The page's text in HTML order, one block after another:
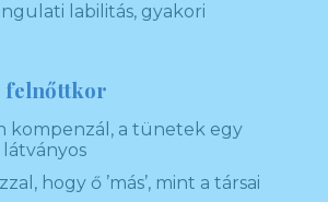
labilitás, gyakori
felnőttkor
kompenzál, a tünetek egy
hogy ő ’más’, mint a társai